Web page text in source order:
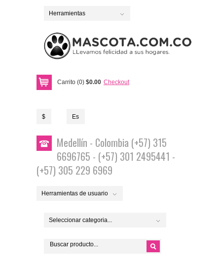
Herramientas
Carrito (0) $0.00 Checkout
$ Es
Medellín - Colombia (+57) 315
6696765 - (+57) 301 2495441 -
(+57) 305 229 6969
Herramientas de usuario
Seleccionar categoria...